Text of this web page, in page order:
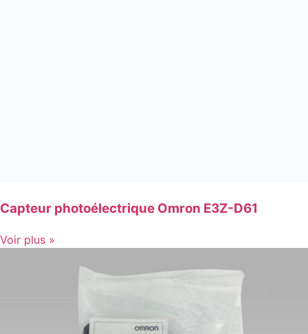
Capteur photoélectrique Omron E3Z-D61
Voir plus »